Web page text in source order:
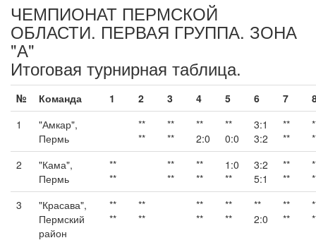
ЧЕМПИОНАТ ПЕРМСКОЙ
ОБЛАСТИ. ПЕРВАЯ ГРУППА. ЗОНА
"А"
Итоговая турнирная таблица.
№ Команда 1 2 3 4 5 6 7
1
"Амкар",
Пермь
**
**
**
**
**
2:0
**
0:0
3:1
3:2
**
**
2
"Кама",
Пермь
**
**
**
**
**
**
1:0
**
3:2
5:1
**
**
3
"Красава",
Пермский
район
**
**
**
**
**
**
**
**
**
2:0
**
**